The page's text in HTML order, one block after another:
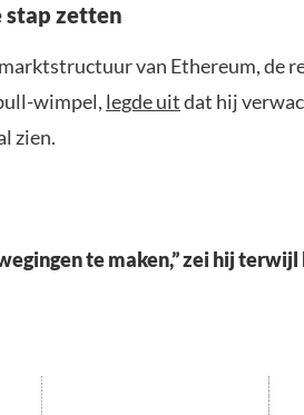
stap zetten
van Ethereum, de
wimpel, legde uitdat hij
zien.
te maken,” zei hij terwijl